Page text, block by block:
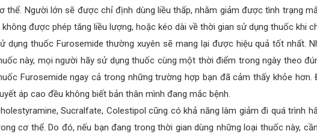
thể. Người lớn sẽ được chỉ định dùng liều thấp, nhằm giảm được tình trạng
không được phép tăng liều lượng, hoặc kéo dài về thời gian sử dụng thuốc khi
dụng thuốc Furosemide thường xuyên sẽ mang lại được hiệu quả tốt nhất.
này, mọi người hãy sử dụng thuốc cùng một thời điểm trong ngày theo
Furosemide ngay cả trong những trường hợp bạn đã cảm thấy khỏe hơn.
áp cao đều không biết bản thân mình đang mắc bệnh.
Sucralfate, Colestipol cũng có khả năng làm giảm đi quá trình
cơ thể. Do đó, nếu bạn đang trong thời gian dùng những loại thuốc này,